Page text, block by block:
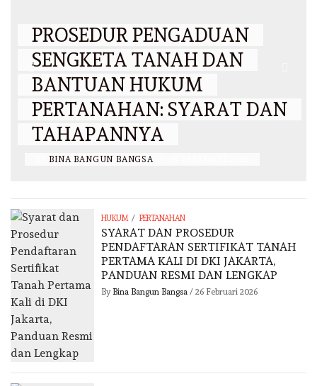
PROSEDUR PENGADUAN
SENGKETA TANAH DAN
BANTUAN HUKUM
PERTANAHAN: SYARAT DAN
TAHAPANNYA
BINA BANGUN BANGSA
HUKUM / PERTANAHAN
SYARAT DAN PROSEDUR
PENDAFTARAN SERTIFIKAT TANAH
PERTAMA KALI DI DKI JAKARTA,
PANDUAN RESMI DAN LENGKAP
By Bina Bangun Bangsa / 26 Februari 2026